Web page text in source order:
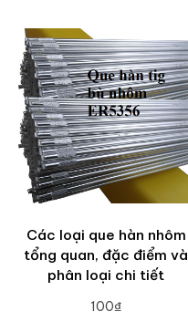
Các loại que hàn nhôm
tổng quan, đặc điểm và
phân loại chi tiết
100₫